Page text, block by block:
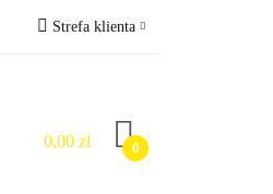
Strefa klienta
Zarejestruj się
Dodaj zgłoszenie
0,00 zł 0